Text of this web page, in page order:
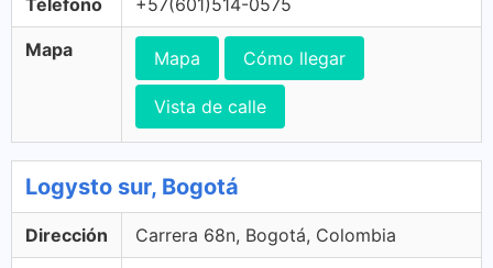
Télefono +57(601)514-0575
Mapa Mapa Cómo llegar
Vista de calle
Logysto sur, Bogotá
Dirección Carrera 68n, Bogotá, Colombia